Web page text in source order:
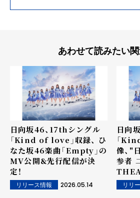
あわせて読みたい
日向坂46、17thシングル
「Kind of love」収録、 ひ
なた坂46楽曲「Empty」の
MV公開&先行配信が決
定！
リリース情報 2026.05.14
日向
「
像、"
参者
Za」"
公開！
リリ